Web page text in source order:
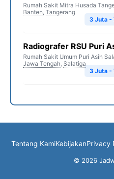
Rumah Sakit Mitra Husada
Banten, Tangerang
3 Juta -
Radiografer RSU Puri
Rumah Sakit Umum Puri Asih
Jawa Tengah, Salatiga
3 Juta -
Tentang KamiKebijakanPrivacy
© 2026